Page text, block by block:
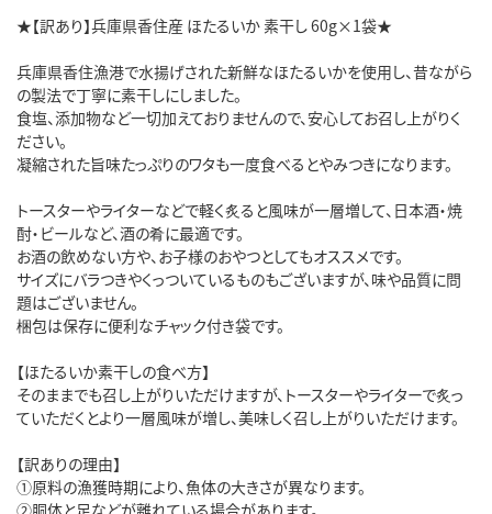
★【訳あり】兵庫県香住産 ほたるいか 素干し 60g×1袋★
兵庫県香住漁港で水揚げされた新鮮なほたるいかを使用し、昔ながら
の製法で丁寧に素干しにしました。
食塩、添加物など一切加えておりませんので、安心してお召し上がりく
ださい。
凝縮された旨味たっぷりのワタも一度食べるとやみつきになります。
トースターやライターなどで軽く炙ると風味が一層増して、日本酒・焼
酎・ビールなど、酒の肴に最適です。
お酒の飲めない方や、お子様のおやつとしてもオススメです。
サイズにバラつきやくっついているものもございますが、味や品質に問
題はございません。
梱包は保存に便利なチャック付き袋です。
【ほたるいか素干しの食べ方】
そのままでも召し上がりいただけますが、トースターやライターで炙っ
ていただくとより一層風味が増し、美味しく召し上がりいただけます。
【訳ありの理由】
①原料の漁獲時期により、魚体の大きさが異なります。
②胴体と足などが離れている場合があります。